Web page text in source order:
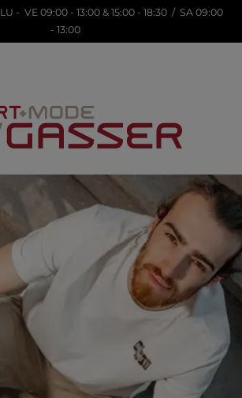
LU - VE 09:00 - 13:00 & 15:00 - 18:30 / SA 09:00
- 13:00